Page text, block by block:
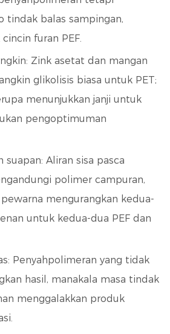
tindak balas sampingan,
furan PEF.
Zink asetat dan mangan
glikolisis biasa untuk PET;
menunjukkan janji untuk
pengoptimuman
suapan: Aliran sisa pasca
polimer campuran,
mengurangkan kedua-
untuk kedua-dua PEF dan
Penyahpolimeran yang tidak
hasil, manakala masa tindak
menggalakkan produk